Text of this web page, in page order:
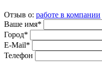
Отзыв о: работе в компании
Ваше имя*
Город*
E-Mail*
Телефон